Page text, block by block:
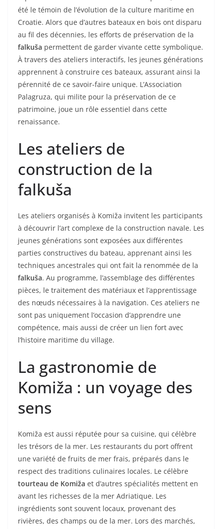
été le témoin de l’évolution de la culture maritime en
Croatie. Alors que d’autres bateaux en bois ont disparu
au fil des décennies, les efforts de préservation de la
falkuša permettent de garder vivante cette symbolique.
À travers des ateliers interactifs, les jeunes générations
apprennent à construire ces bateaux, assurant ainsi la
pérennité de ce savoir-faire unique. L’Association
Palagruza, qui milite pour la préservation de ce
patrimoine, joue un rôle essentiel dans cette
renaissance.
Les ateliers de
construction de la
falkuša
Les ateliers organisés à Komiža invitent les participants
à découvrir l’art complexe de la construction navale. Les
jeunes générations sont exposées aux différentes
parties constructives du bateau, apprenant ainsi les
techniques ancestrales qui ont fait la renommée de la
falkuša. Au programme, l’assemblage des différentes
pièces, le traitement des matériaux et l’apprentissage
des nœuds nécessaires à la navigation. Ces ateliers ne
sont pas uniquement l’occasion d’apprendre une
compétence, mais aussi de créer un lien fort avec
l’histoire maritime du village.
La gastronomie de
Komiža : un voyage des
sens
Komiža est aussi réputée pour sa cuisine, qui célèbre
les trésors de la mer. Les restaurants du port offrent
une variété de fruits de mer frais, préparés dans le
respect des traditions culinaires locales. Le célèbre
tourteau de Komiža et d’autres spécialités mettent en
avant les richesses de la mer Adriatique. Les
ingrédients sont souvent locaux, provenant des
rivières, des champs ou de la mer. Lors des marchés,